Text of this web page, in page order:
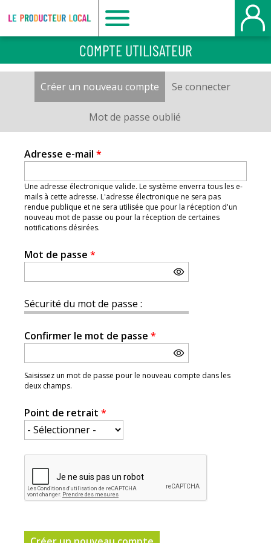
Le
producteur
local
Belbeuf
COMPTE UTILISATEUR
Onglets
principaux
Créer un nouveau compte (onglet actif)
Se connecter
Mot de passe oublié
Adresse e-mail *
Une adresse électronique valide. Le système enverra tous les e-
mails à cette adresse. L'adresse électronique ne sera pas
rendue publique et ne sera utilisée que pour la réception d'un
nouveau mot de passe ou pour la réception de certaines
notifications désirées.
Mot de passe *
Sécurité du mot de passe :
Confirmer le mot de passe *
Saisissez un mot de passe pour le nouveau compte dans les
deux champs.
Point de retrait *